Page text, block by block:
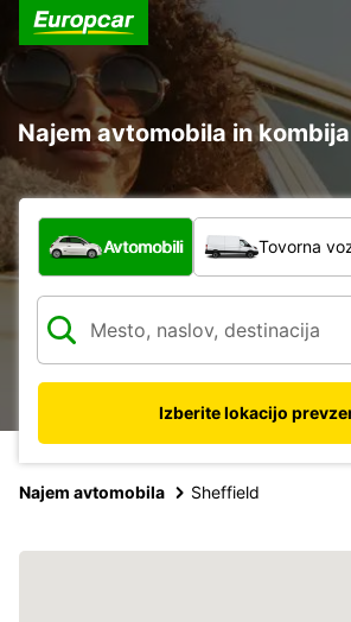
Najem avtomobila in
Katera vrsta vozila?
Avtomobili Tovorna
Izberite lokacijo
Najem avtomobila Sheffield